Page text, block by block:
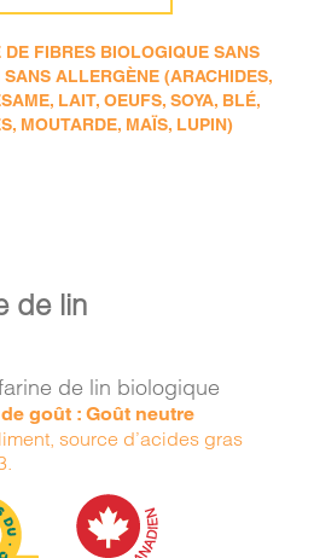
DE FIBRES BIOLOGIQUE SANS
ALLERGÈNE (ARACHIDES,
LAIT, OEUFS, SOYA, BLÉ,
MOUTARDE, MAÏS, LUPIN)
de lin
de lin biologique
goût : Goût neutre
source d’acides gras